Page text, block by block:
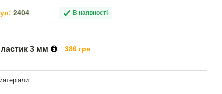
2404 В наявності
3 мм 386 грн